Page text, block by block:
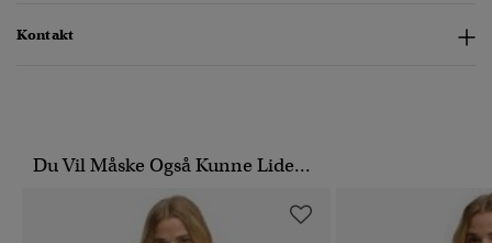
Kontakt
Du Vil Måske Også Kunne Lide...